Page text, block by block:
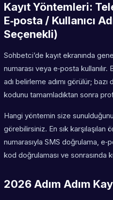
Kayıt Yöntemleri:
E‑posta / Kullanıcı
Seçenekli)
Sohbetci’de kayıt ekranında
numarası veya e‑posta kullanılır.
adı belirleme adımı görülür;
kodunu tamamladıktan sonra
Hangi yöntemin size
görebilirsiniz. En sık karşılaşılan
numarasıyla SMS doğrulama,
kod doğrulaması ve sonrasında
2026 Adım Adım